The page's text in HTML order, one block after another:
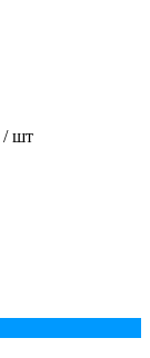
/ шт